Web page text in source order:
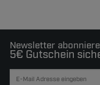
Newsletter
5€ Gutschein